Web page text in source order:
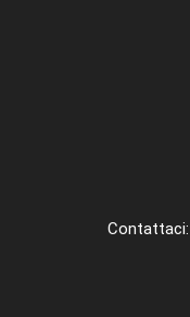
Contattaci: